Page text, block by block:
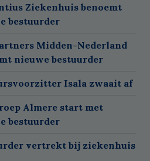
Ziekenhuis benoemt
bestuurder
Midden-Nederland
nieuwe bestuurder
Isala zwaait af
Almere start met
bestuurder
vertrekt bij ziekenhuis